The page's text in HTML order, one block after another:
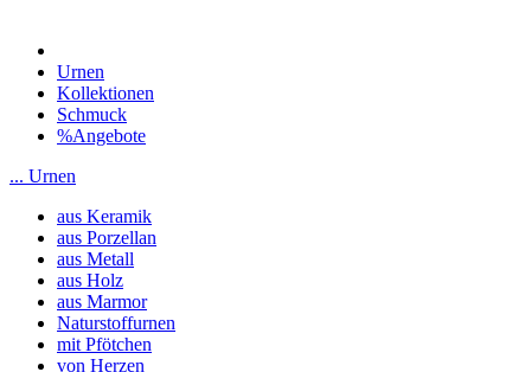
Urnen
Kollektionen
Schmuck
%Angebote
... Urnen
aus Keramik
aus Porzellan
aus Metall
aus Holz
aus Marmor
Naturstoffurnen
mit Pfötchen
von Herzen